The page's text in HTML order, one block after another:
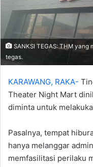
SANKSI TEGAS: THM
tegas.
KARAWANG, RAKA-
Theater Night Mart
diminta untuk
Pasalnya, tempat
hanya melanggar
memfasilitasi perilaku